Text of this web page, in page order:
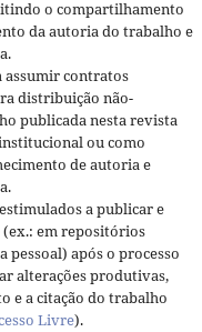
o compartilhamento
da autoria do trabalho e
assumir contratos
distribuição não-
publicada nesta revista
ou como
de autoria e
a publicar e
em repositórios
pessoal) após o processo
alterações produtivas,
e a citação do trabalho
Livre).